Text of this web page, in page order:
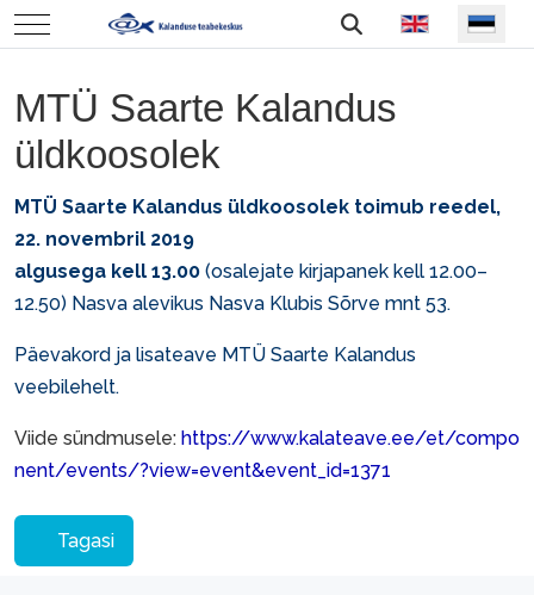
Mobile Menu Toggle Vali keel
MTÜ Saarte Kalandus
üldkoosolek
MTÜ Saarte Kalandus üldkoosolek toimub reedel,
22. novembril 2019
algusega kell 13.00 (osalejate kirjapanek kell 12.00–
12.50) Nasva alevikus Nasva Klubis Sõrve mnt 53.
Päevakord ja lisateave MTÜ Saarte Kalandus
veebilehelt.
Viide sündmusele: https://www.kalateave.ee/et/compo
nent/events/?view=event&event_id=1371
Tagasi